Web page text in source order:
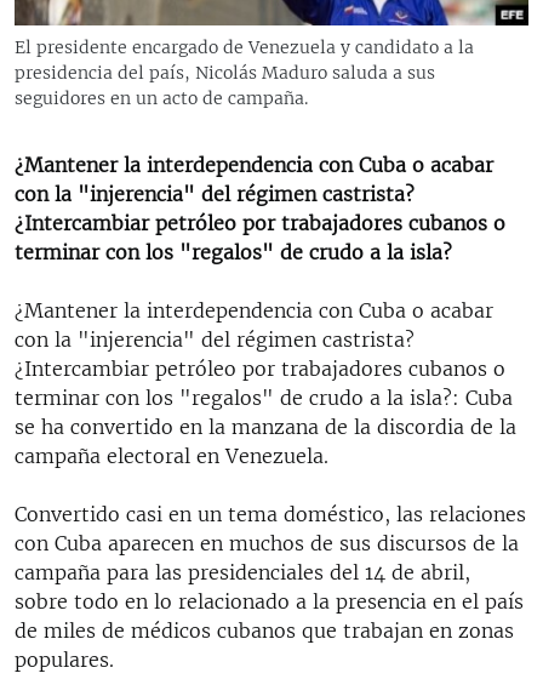
RADIO MARTÍ
ESPECIALES
ESPECIALES
LA REALIDAD DE LA VIVIENDA EN CUBA
SER VIEJO EN CUBA
KENTU-CUBANO
DESINFORMACIÓN RUSA EN AMÉRICA LATINA
LA INVASIÓN DE RUSIA A UCRANIA
MULTIMEDIA
EDITORIALES
SÍGUENOS
El presidente encargado de Venezuela y candidato a la
presidencia del país, Nicolás Maduro saluda a sus
seguidores en un acto de campaña.
¿Mantener la interdependencia con Cuba o acabar
con la "injerencia" del régimen castrista?
¿Intercambiar petróleo por trabajadores cubanos o
terminar con los "regalos" de crudo a la isla?
¿Mantener la interdependencia con Cuba o acabar
con la "injerencia" del régimen castrista?
¿Intercambiar petróleo por trabajadores cubanos o
terminar con los "regalos" de crudo a la isla?: Cuba
se ha convertido en la manzana de la discordia de la
campaña electoral en Venezuela.
Convertido casi en un tema doméstico, las relaciones
con Cuba aparecen en muchos de sus discursos de la
campaña para las presidenciales del 14 de abril,
sobre todo en lo relacionado a la presencia en el país
de miles de médicos cubanos que trabajan en zonas
populares.